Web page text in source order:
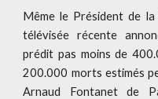
Même le Président de la
télévisée récente
prédit pas moins de
200.000 morts estimés
Arnaud Fontanet de